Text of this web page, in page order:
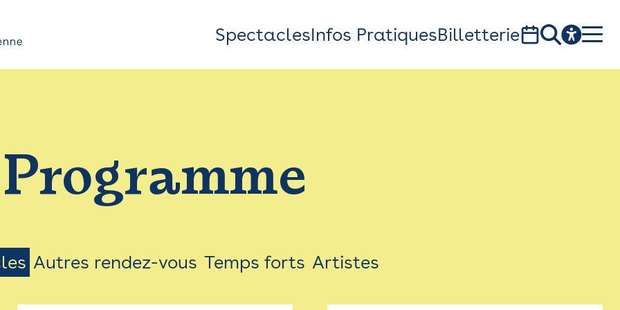
Top
Bar
Menu
SpectaclesInfos PratiquesBilletterie
1, av. du Chateau d'eau - 31300 Toulouse
Programme
Autres rendez-vous Temps forts Artistes